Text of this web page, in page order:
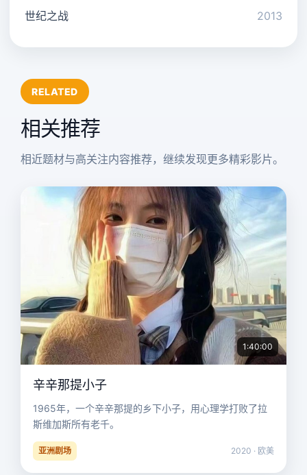
世纪之战 2013
RELATED
相关推荐
相近题材与高关注内容推荐，继续发现更多精彩影片。
1:40:00
辛辛那提小子
1965年，一个辛辛那提的乡下小子，用心理学打败了拉
斯维加斯所有老千。
亚洲剧场 2020 · 欧美